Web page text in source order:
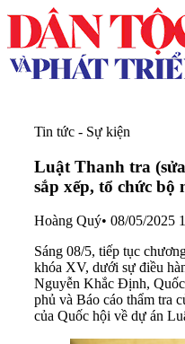
Tin tức - Sự kiện
Luật Thanh tra
sắp xếp, tổ chức bộ
Hoàng Quý• 08/05/2025
Sáng 08/5, tiếp tục
khóa XV, dưới sự điều
Nguyễn Khắc Định,
phủ và Báo cáo thẩm tra
của Quốc hội về dự án